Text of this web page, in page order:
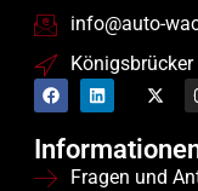
info@auto-
Fragen und